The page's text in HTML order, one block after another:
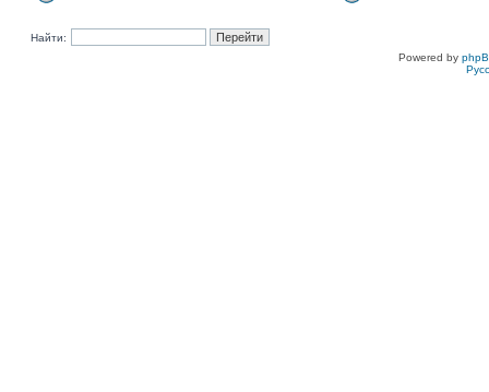
Найти:
Powered by